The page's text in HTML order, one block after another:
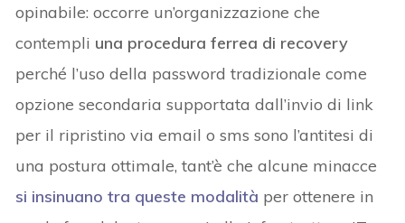
opinabile: occorre un’organizzazione che
contempli una procedura ferrea di recovery
perché l’uso della password tradizionale come
opzione secondaria supportata dall’invio di link
per il ripristino via email o sms sono l’antitesi di
una postura ottimale, tant’è che alcune minacce
si insinuano tra queste modalità per ottenere in